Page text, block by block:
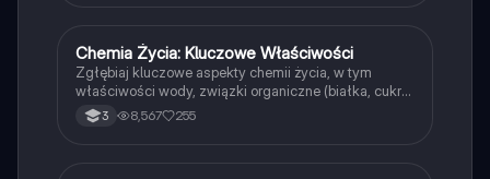
Biologia
Chemia Życia: Kluczowe Właściwości
Zgłębiaj kluczowe aspekty chemii życia, w tym
właściwości wody, związki organiczne (białka, cukry,
tłuszcze) oraz mikro- i makroelementy. Idealne
materiały do powtórki przed maturą 2023/2024.
3 8,567 255